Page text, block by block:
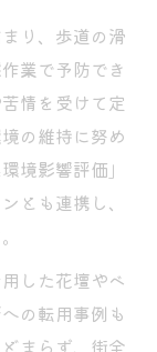
り、歩道の滑
業で予防でき
情を受けて定
の維持に努め
境影響評価」
とも連携し、
した花壇やベ
の転用事例も
まらず、街全